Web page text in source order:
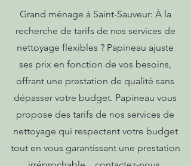
Grand ménage à Saint-Sauveur: À la
recherche de tarifs de nos services de
nettoyage flexibles ? Papineau ajuste
ses prix en fonction de vos besoins,
offrant une prestation de qualité sans
dépasser votre budget. Papineau vous
propose des tarifs de nos services de
nettoyage qui respectent votre budget
tout en vous garantissant une prestation